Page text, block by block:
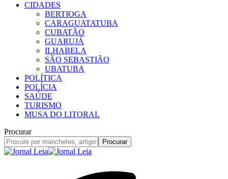
CIDADES
BERTIOGA
CARAGUATATUBA
CUBATÃO
GUARUJÁ
ILHABELA
SÃO SEBASTIÃO
UBATUBA
POLÍTICA
POLÍCIA
SAÚDE
TURISMO
MUSA DO LITORAL
Procurar